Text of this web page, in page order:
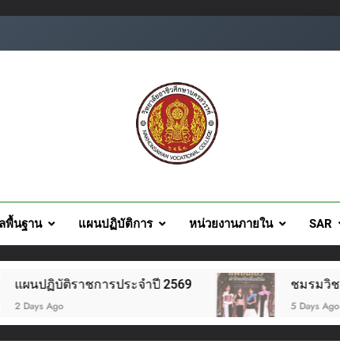
พื้นฐาน แผนปฏิบัติการ หน่วยงานภายใน SAR
ชการประจำปี 2569 ชมรมวิชาชีพแฟชั่นแล
5 Days Ago